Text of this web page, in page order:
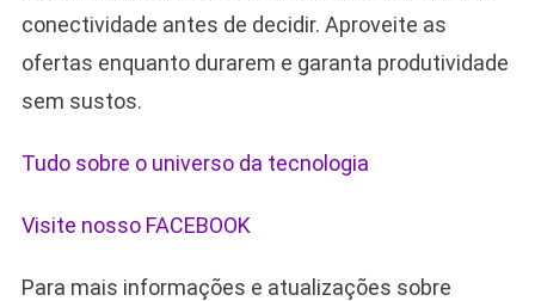
conectividade antes de decidir. Aproveite as
ofertas enquanto durarem e garanta produtividade
sem sustos.
Tudo sobre o universo da tecnologia
Visite nosso FACEBOOK
Para mais informações e atualizações sobre